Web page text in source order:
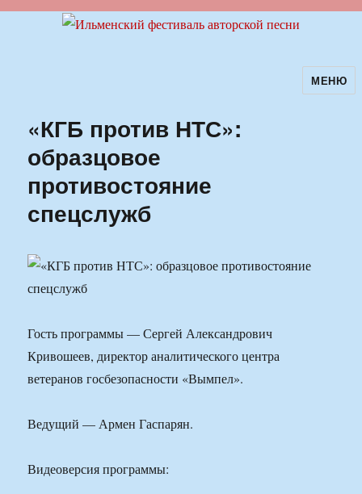
Ильменский фестиваль авторскойМЕНЮ
«КГБ против НТС»:
образцовое
противостояние
спецслужб
Гость программы — Сергей Александрович
Кривошеев, директор аналитического центра
ветеранов госбезопасности «Вымпел».
Ведущий — Армен Гаспарян.
Видеоверсия программы: